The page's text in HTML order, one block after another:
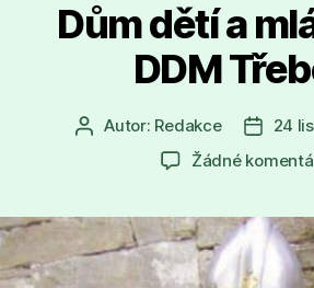
Dům dětí a
DDM
AutorAutor: Redakce
Datum
24
Žádné